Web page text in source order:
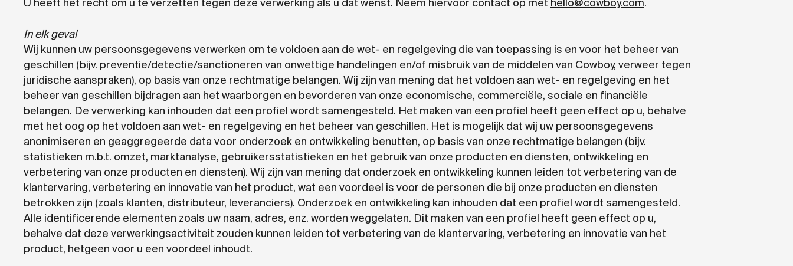
U heeft het recht om u te verzetten tegen deze verwerking als u dat wenst. Neem hiervoor contact op met hello@cowboy.com.
In elk geval
Wij kunnen uw persoonsgegevens verwerken om te voldoen aan de wet- en regelgeving die van toepassing is en voor het beheer van
geschillen (bijv. preventie/detectie/sanctioneren van onwettige handelingen en/of misbruik van de middelen van Cowboy, verweer tegen
juridische aanspraken), op basis van onze rechtmatige belangen. Wij zijn van mening dat het voldoen aan wet- en regelgeving en het
beheer van geschillen bijdragen aan het waarborgen en bevorderen van onze economische, commerciële, sociale en financiële
belangen. De verwerking kan inhouden dat een profiel wordt samengesteld. Het maken van een profiel heeft geen effect op u, behalve
met het oog op het voldoen aan wet- en regelgeving en het beheer van geschillen. Het is mogelijk dat wij uw persoonsgegevens
anonimiseren en geaggregeerde data voor onderzoek en ontwikkeling benutten, op basis van onze rechtmatige belangen (bijv.
statistieken m.b.t. omzet, marktanalyse, gebruikersstatistieken en het gebruik van onze producten en diensten, ontwikkeling en
verbetering van onze producten en diensten). Wij zijn van mening dat onderzoek en ontwikkeling kunnen leiden tot verbetering van de
klantervaring, verbetering en innovatie van het product, wat een voordeel is voor de personen die bij onze producten en diensten
betrokken zijn (zoals klanten, distributeur, leveranciers). Onderzoek en ontwikkeling kan inhouden dat een profiel wordt samengesteld.
Alle identificerende elementen zoals uw naam, adres, enz. worden weggelaten. Dit maken van een profiel heeft geen effect op u,
behalve dat deze verwerkingsactiviteit zouden kunnen leiden tot verbetering van de klantervaring, verbetering en innovatie van het
product, hetgeen voor u een voordeel inhoudt.